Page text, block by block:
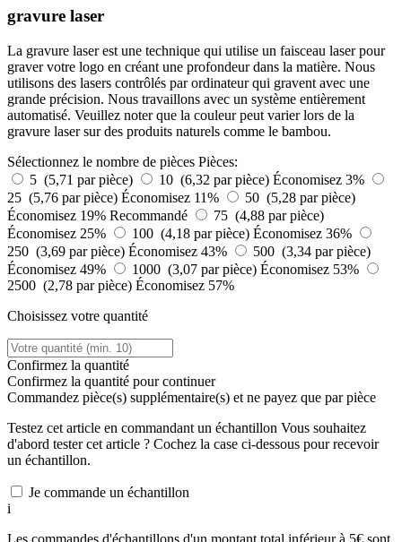
gravure laser
La gravure laser est une technique qui utilise un faisceau laser pour
graver votre logo en créant une profondeur dans la matière. Nous
utilisons des lasers contrôlés par ordinateur qui gravent avec une
grande précision. Nous travaillons avec un système entièrement
automatisé. Veuillez noter que la couleur peut varier lors de la
gravure laser sur des produits naturels comme le bambou.
Sélectionnez le nombre de pièces Pièces:
5 (5,71 par pièce)
10 (6,32 par pièce) Économisez 3%
25 (5,76 par pièce) Économisez 11%
50 (5,28 par pièce)
Économisez 19% Recommandé
75 (4,88 par pièce)
Économisez 25%
100 (4,18 par pièce) Économisez 36%
250 (3,69 par pièce) Économisez 43%
500 (3,34 par pièce)
Économisez 49%
1000 (3,07 par pièce) Économisez 53%
2500 (2,78 par pièce) Économisez 57%
Choisissez votre quantité
Confirmez la quantité
Confirmez la quantité pour continuer
Commandez pièce(s) supplémentaire(s) et ne payez que par pièce
Testez cet article en commandant un échantillon Vous souhaitez
d'abord tester cet article ? Cochez la case ci-dessous pour recevoir
un échantillon.
Je commande un échantillon
i
Les commandes d'échantillons d'un montant total inférieur à 5€ sont